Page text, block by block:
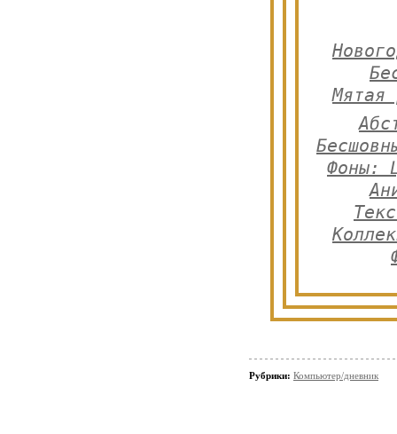
Мятая
Фоны:
Рубрики: Компьютер/дневник